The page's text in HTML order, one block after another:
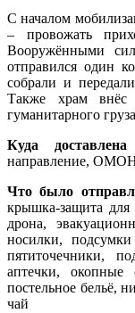
С началом
– провожать
Вооружёнными
отправился один
собрали и
Также храм внёс
гуманитарного
Куда
направление,
Что было
крышка-защита
дрона,
носилки,
пятиточечники,
аптечки, окопные
постельное бельё,
чай